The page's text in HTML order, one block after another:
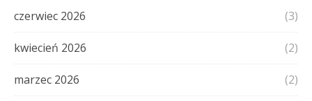
czerwiec 2026 (3)
kwiecień 2026 (2)
marzec 2026 (2)